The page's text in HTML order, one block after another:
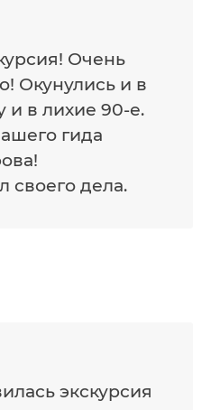
Очень
Окунулись и в
и в лихие 90-е.
гида
своего дела.
экскурсия